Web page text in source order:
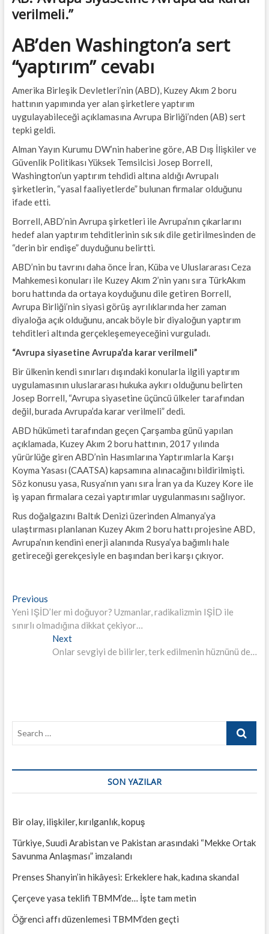
verilmeli.”
AB’den Washington’a sert
“yaptırım” cevabı
Amerika Birleşik Devletleri’nin (ABD), Kuzey Akım 2 boru
hattının yapımında yer alan şirketlere yaptırım
uygulayabileceği açıklamasına Avrupa Birliği’nden (AB) sert
tepki geldi.
Alman Yayın Kurumu DW’nin haberine göre, AB Dış İlişkiler ve
Güvenlik Politikası Yüksek Temsilcisi Josep Borrell,
Washington’un yaptırım tehdidi altına aldığı Avrupalı
şirketlerin, “yasal faaliyetlerde” bulunan firmalar olduğunu
ifade etti.
Borrell, ABD’nin Avrupa şirketleri ile Avrupa’nın çıkarlarını
hedef alan yaptırım tehditlerinin sık sık dile getirilmesinden de
“derin bir endişe” duyduğunu belirtti.
ABD’nin bu tavrını daha önce İran, Küba ve Uluslararası Ceza
Mahkemesi konuları ile Kuzey Akım 2’nin yanı sıra TürkAkım
boru hattında da ortaya koyduğunu dile getiren Borrell,
Avrupa Birliği’nin siyasi görüş ayrılıklarında her zaman
diyaloğa açık olduğunu, ancak böyle bir diyaloğun yaptırım
tehditleri altında gerçekleşemeyeceğini vurguladı.
“Avrupa siyasetine Avrupa’da karar verilmeli”
Bir ülkenin kendi sınırları dışındaki konularla ilgili yaptırım
uygulamasının uluslararası hukuka aykırı olduğunu belirten
Josep Borrell, “Avrupa siyasetine üçüncü ülkeler tarafından
değil, burada Avrupa’da karar verilmeli” dedi.
ABD hükümeti tarafından geçen Çarşamba günü yapılan
açıklamada, Kuzey Akım 2 boru hattının, 2017 yılında
yürürlüğe giren ABD’nin Hasımlarına Yaptırımlarla Karşı
Koyma Yasası (CAATSA) kapsamına alınacağını bildirilmişti.
Söz konusu yasa, Rusya’nın yanı sıra İran ya da Kuzey Kore ile
iş yapan firmalara cezai yaptırımlar uygulanmasını sağlıyor.
Rus doğalgazını Baltık Denizi üzerinden Almanya’ya
ulaştırması planlanan Kuzey Akım 2 boru hattı projesine ABD,
Avrupa’nın kendini enerji alanında Rusya’ya bağımlı hale
getireceği gerekçesiyle en başından beri karşı çıkıyor.
Yazı
gezinmesi
PreviousPrevious
post:
Yeni IŞİD’ler mi doğuyor? Uzmanlar, radikalizmin IŞİD ile
sınırlı olmadığına dikkat çekiyor…
NextNext
post:
Onlar sevgiyi de bilirler, terk edilmenin hüznünü de…
Search
SON YAZILAR
Bir olay, ilişkiler, kırılganlık, kopuş
Türkiye, Suudi Arabistan ve Pakistan arasındaki “Mekke Ortak
Savunma Anlaşması” imzalandı
Prenses Shanyin’in hikâyesi: Erkeklere hak, kadına skandal
Çerçeve yasa teklifi TBMM’de… İşte tam metin
Öğrenci affı düzenlemesi TBMM’den geçti